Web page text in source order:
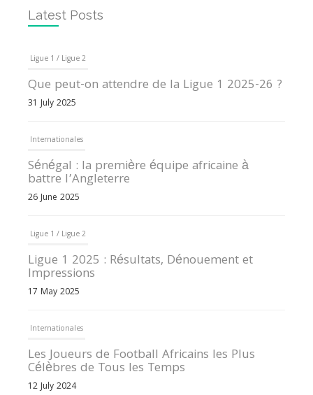
Latest Posts
Ligue 1 / Ligue 2
Que peut-on attendre de la Ligue 1 2025-26 ?
31 July 2025
Internationales
Sénégal : la première équipe africaine à
battre l’Angleterre
26 June 2025
Ligue 1 / Ligue 2
Ligue 1 2025 : Résultats, Dénouement et
Impressions
17 May 2025
Internationales
Les Joueurs de Football Africains les Plus
Célèbres de Tous les Temps
12 July 2024